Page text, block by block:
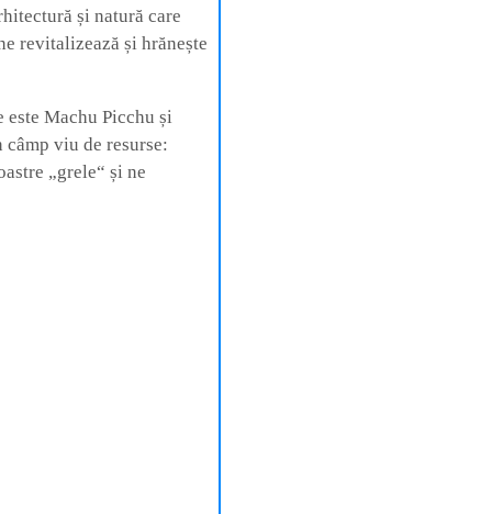
și natură care
revitalizează și hrănește
Machu Picchu și
viu de resurse:
„grele“ și ne